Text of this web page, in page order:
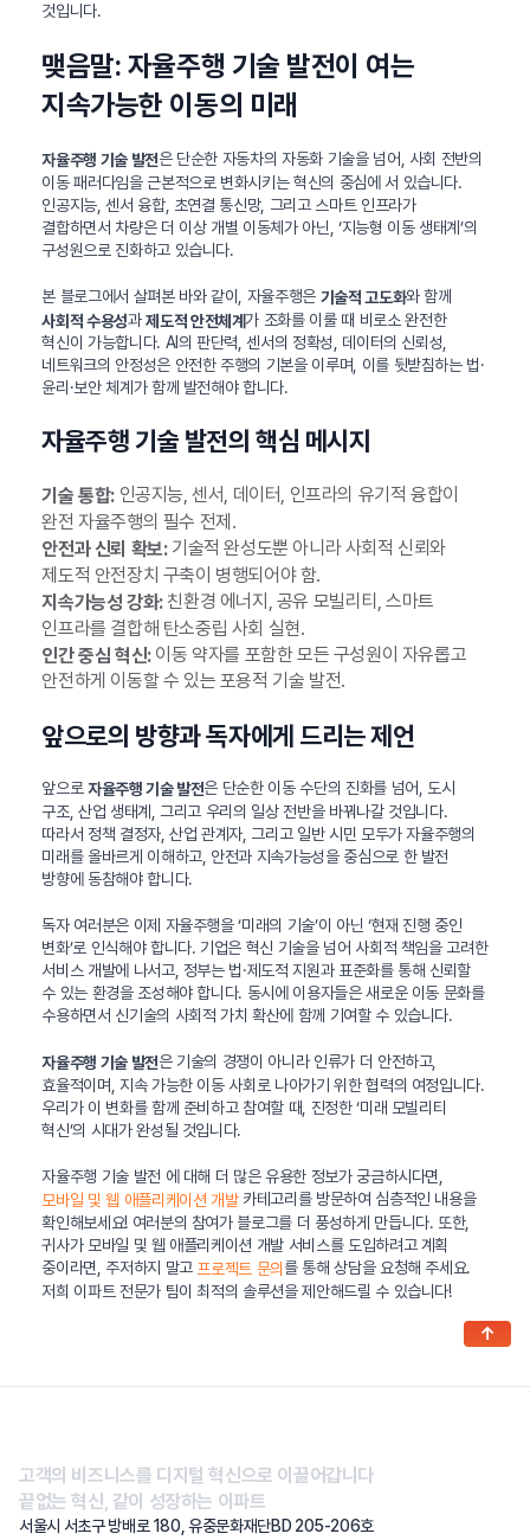
것입니다.
맺음말: 자율주행 기술 발전이 여는
지속가능한 이동의 미래
자율주행 기술 발전은 단순한 자동차의 자동화 기술을 넘어, 사회 전반의
이동 패러다임을 근본적으로 변화시키는 혁신의 중심에 서 있습니다.
인공지능, 센서 융합, 초연결 통신망, 그리고 스마트 인프라가
결합하면서 차량은 더 이상 개별 이동체가 아닌, ‘지능형 이동 생태계’의
구성원으로 진화하고 있습니다.
본 블로그에서 살펴본 바와 같이, 자율주행은 기술적 고도화와 함께
사회적 수용성과제도적 안전체계가 조화를 이룰 때 비로소 완전한
혁신이 가능합니다. AI의 판단력, 센서의 정확성, 데이터의 신뢰성,
네트워크의 안정성은 안전한 주행의 기본을 이루며, 이를 뒷받침하는 법·
윤리·보안 체계가 함께 발전해야 합니다.
자율주행 기술 발전의 핵심 메시지
기술 통합:인공지능, 센서, 데이터, 인프라의 유기적 융합이
완전 자율주행의 필수 전제.
안전과 신뢰 확보:기술적 완성도뿐 아니라 사회적 신뢰와
제도적 안전장치 구축이 병행되어야 함.
지속가능성 강화:친환경 에너지, 공유 모빌리티, 스마트
인프라를 결합해 탄소중립 사회 실현.
인간 중심 혁신:이동 약자를 포함한 모든 구성원이 자유롭고
안전하게 이동할 수 있는 포용적 기술 발전.
앞으로의 방향과 독자에게 드리는 제언
앞으로자율주행 기술 발전은 단순한 이동 수단의 진화를 넘어, 도시
구조, 산업 생태계, 그리고 우리의 일상 전반을 바꿔나갈 것입니다.
따라서 정책 결정자, 산업 관계자, 그리고 일반 시민 모두가 자율주행의
미래를 올바르게 이해하고, 안전과 지속가능성을 중심으로 한 발전
방향에 동참해야 합니다.
독자 여러분은 이제 자율주행을 ‘미래의 기술’이 아닌 ‘현재 진행 중인
변화’로 인식해야 합니다. 기업은 혁신 기술을 넘어 사회적 책임을 고려한
서비스 개발에 나서고, 정부는 법·제도적 지원과 표준화를 통해 신뢰할
수 있는 환경을 조성해야 합니다. 동시에 이용자들은 새로운 이동 문화를
수용하면서 신기술의 사회적 가치 확산에 함께 기여할 수 있습니다.
자율주행 기술 발전은 기술의 경쟁이 아니라 인류가 더 안전하고,
효율적이며, 지속 가능한 이동 사회로 나아가기 위한 협력의 여정입니다.
우리가 이 변화를 함께 준비하고 참여할 때, 진정한 ‘미래 모빌리티
혁신’의 시대가 완성될 것입니다.
자율주행 기술 발전 에 대해 더 많은 유용한 정보가 궁금하시다면,
모바일 및 웹 애플리케이션 개발카테고리를 방문하여 심층적인 내용을
확인해보세요! 여러분의 참여가 블로그를 더 풍성하게 만듭니다. 또한,
귀사가 모바일 및 웹 애플리케이션 개발 서비스를 도입하려고 계획
중이라면, 주저하지 말고 프로젝트 문의를 통해 상담을 요청해 주세요.
저희 이파트 전문가 팀이 최적의 솔루션을 제안해드릴 수 있습니다!
고객의 비즈니스를 디지털 혁신으로 이끌어갑니다
끝없는 혁신, 같이 성장하는 이파트
서울시 서초구 방배로 180, 유중문화재단BD 205-206호
↑